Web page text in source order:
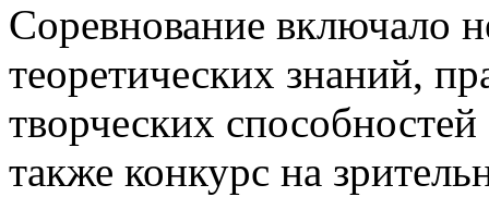
Соревнование включало
теоретических знаний,
творческих
также конкурс на